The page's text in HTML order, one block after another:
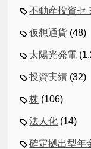
不動産投資セ
仮想通貨 (48)
太陽光発電
投資実績 (32)
株 (106)
法人化 (14)
確定拠出型年